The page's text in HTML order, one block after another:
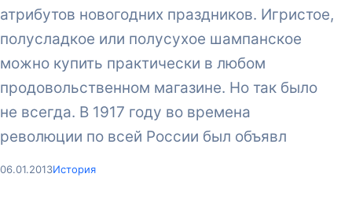
атрибутов новогодних праздников. Игристое,
полусладкое или полусухое шампанское
можно купить практически в любом
продовольственном магазине. Но так было
не всегда. В 1917 году во времена
революции по всей России был объявл
06.01.2013История